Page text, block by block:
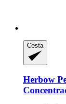
Cesta
Herbow